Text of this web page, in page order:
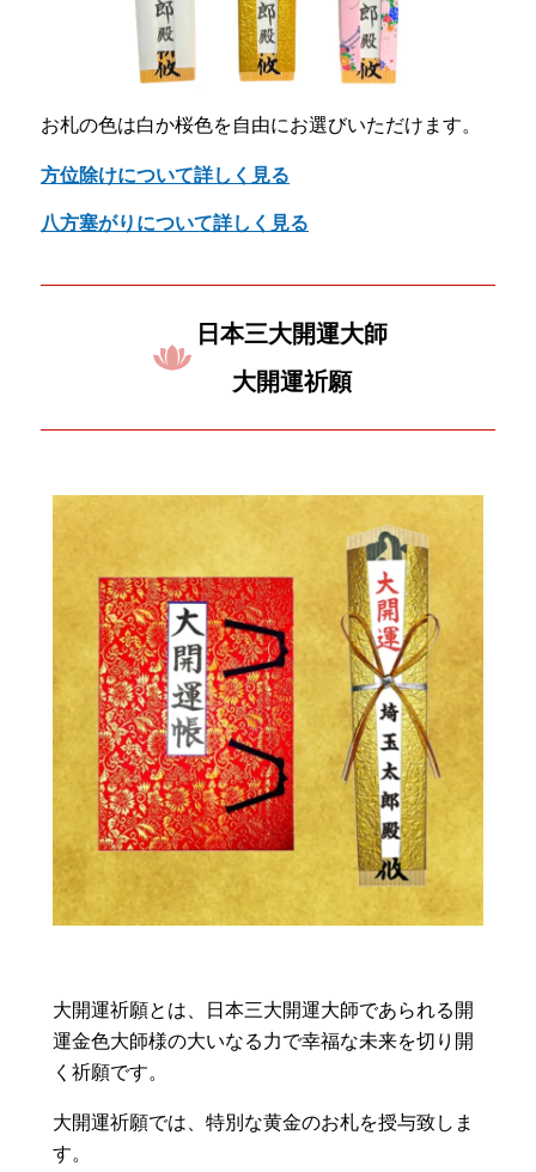
お札の色は白か桜色を自由にお選びいただけます。
方位除けについて詳しく見る
八方塞がりについて詳しく見る
日本三大開運大師
大開運祈願
大開運祈願とは、日本三大開運大師であられる開
運金色大師様の大いなる力で幸福な未来を切り開
く祈願です。
大開運祈願では、特別な黄金のお札を授与致しま
す。